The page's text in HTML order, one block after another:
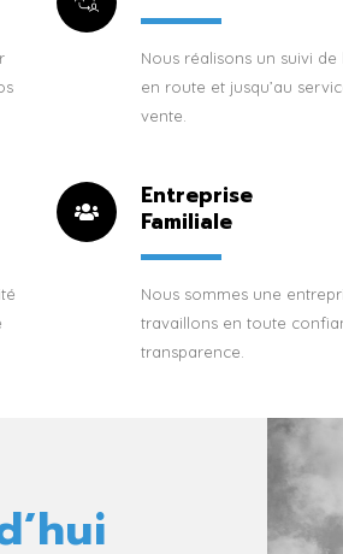
Nous réalisons un suivi de
en route et jusqu’au
vente.
Entreprise
Familiale
Nous sommes une
travaillons en toute
transparence.